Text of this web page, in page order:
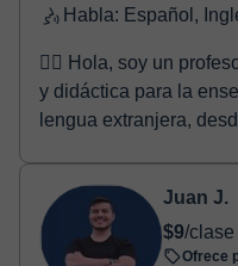
Habla: Español,
🙋‍♂️ Hola, soy un
y didáctica para la
lengua extranjera,
Juan J.
$9/clase
Ofrece